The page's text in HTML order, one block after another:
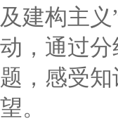
及建构主
动，通过
题，感受
望。